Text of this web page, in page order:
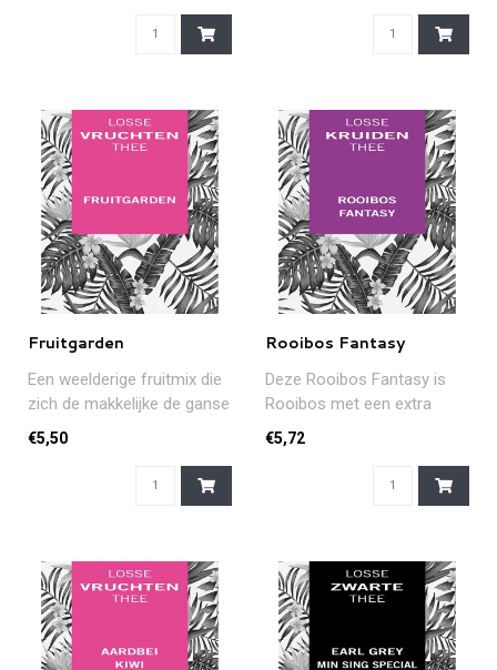
Fruitgarden
Een weelderige fruitmix die
zich de makkelijke de ganse
dag laat drinken en de b..
€5,50
Rooibos Fantasy
Deze Rooibos Fantasy is
Rooibos met een extra
twist! De blend met groene
Sencha..
€5,72